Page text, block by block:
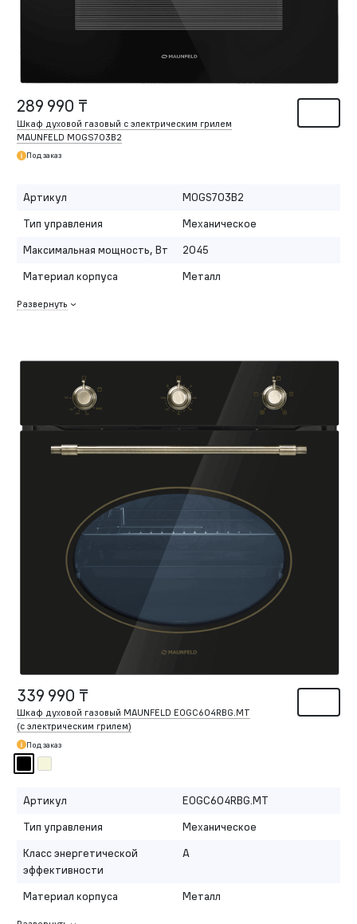
289 990 ₸
Шкаф духовой газовый с электрическим грилем
MAUNFELD MOGS703B2
Под заказ
Артикул
MOGS703B2
Тип управления
Механическое
Максимальная мощность, Вт
2045
Материал корпуса
Металл
Развернуть
339 990 ₸
Шкаф духовой газовый MAUNFELD EOGC604RBG.MT
(с электрическим грилем)
Под заказ
Артикул
EOGC604RBG.MT
Тип управления
Механическое
Класс энергетической
эффективности
A
Материал корпуса Металл